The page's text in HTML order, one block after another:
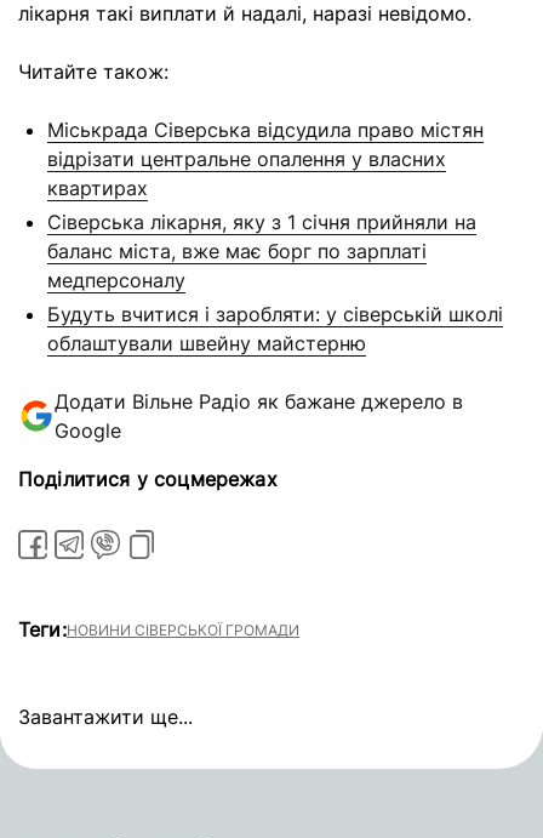
лікарня такі виплати й надалі, наразі невідомо.
Читайте також:
Міськрада Сіверська відсудила право містян
відрізати центральне опалення у власних
квартирах
Сіверська лікарня, яку з 1 січня прийняли на
баланс міста, вже має борг по зарплаті
медперсоналу
Будуть вчитися і заробляти: у сіверській школі
облаштували швейну майстерню
Додати Вільне Радіо як бажане джерело в
Google
Поділитися у соцмережах
Теги:НОВИНИ СІВЕРСЬКОЇ ГРОМАДИ
Завантажити ще...